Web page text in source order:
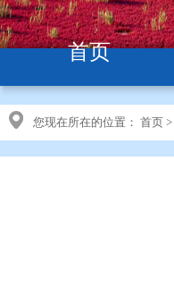
首页
您现在所在的位置： 首页 >